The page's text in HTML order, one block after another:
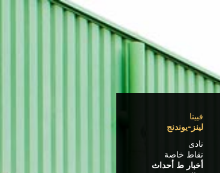
فيينا
لينز-يوندنج
نادى
نقاط خاصة
أخبار ط أحداث